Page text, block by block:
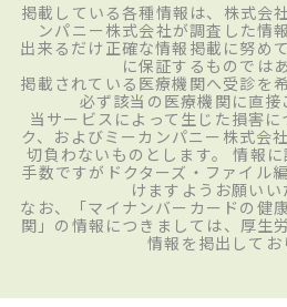
掲載している各種情報は、株式会
ンパニー株式会社が調査した情
出来るだけ正確な情報掲載に努め
に保証するものでは
掲載されている医療機関へ受診を
必ず該当の医療機関に直接
当サービスによって生じた損害
ク、およびミーカンパニー株式会
切負わないものとします。 情報
手数ですがドクターズ・ファイル
けますようお願いい
なお、「マイナンバーカードの健
関」の情報につきましては、厚生
情報を掲出してお